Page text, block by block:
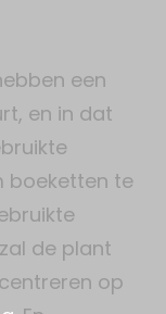
een
en in dat
boeketten te
de plant
op